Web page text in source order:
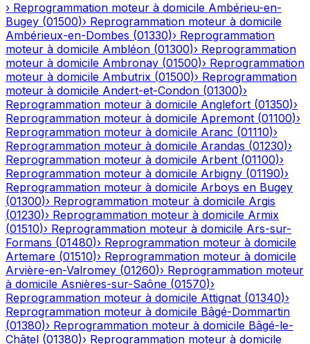
› Reprogrammation moteur à domicile Ambérieu-en-
Bugey (01500)› Reprogrammation moteur à domicile
Ambérieux-en-Dombes (01330)› Reprogrammation
moteur à domicile Ambléon (01300)› Reprogrammation
moteur à domicile Ambronay (01500)› Reprogrammation
moteur à domicile Ambutrix (01500)› Reprogrammation
moteur à domicile Andert-et-Condon (01300)›
Reprogrammation moteur à domicile Anglefort (01350)›
Reprogrammation moteur à domicile Apremont (01100)›
Reprogrammation moteur à domicile Aranc (01110)›
Reprogrammation moteur à domicile Arandas (01230)›
Reprogrammation moteur à domicile Arbent (01100)›
Reprogrammation moteur à domicile Arbigny (01190)›
Reprogrammation moteur à domicile Arboys en Bugey
(01300)› Reprogrammation moteur à domicile Argis
(01230)› Reprogrammation moteur à domicile Armix
(01510)› Reprogrammation moteur à domicile Ars-sur-
Formans (01480)› Reprogrammation moteur à domicile
Artemare (01510)› Reprogrammation moteur à domicile
Arvière-en-Valromey (01260)› Reprogrammation moteur
à domicile Asnières-sur-Saône (01570)›
Reprogrammation moteur à domicile Attignat (01340)›
Reprogrammation moteur à domicile Bâgé-Dommartin
(01380)› Reprogrammation moteur à domicile Bâgé-le-
Châtel (01380)› Reprogrammation moteur à domicile